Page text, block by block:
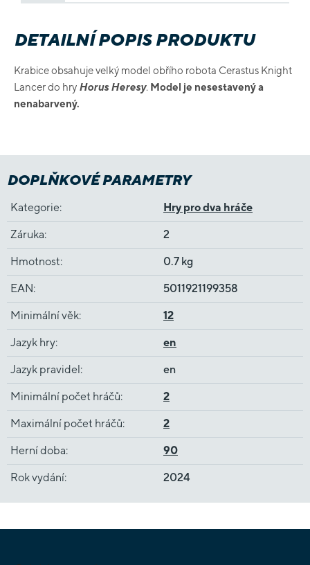
DETAILNÍ POPIS PRODUKTU
Krabice obsahuje velký model obřího robota Cerastus Knight
Lancer do hry Horus Heresy. Model je nesestavený a
nenabarvený.
DOPLŇKOVÉ PARAMETRY
Kategorie: Hry pro dva hráče
Záruka: 2
Hmotnost: 0.7 kg
EAN: 5011921199358
Minimální věk: 12
Jazyk hry: en
Jazyk pravidel : en
Minimální počet hráčů: 2
Maximální počet hráčů: 2
Herní doba: 90
Rok vydání: 2024